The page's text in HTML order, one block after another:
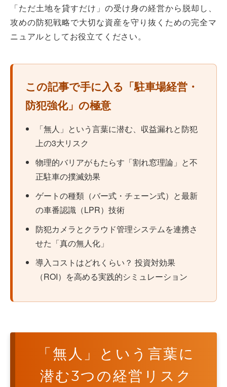
「ただ土地を貸すだけ」の受け身の経営から脱却し、
攻めの防犯戦略で大切な資産を守り抜くための完全マ
ニュアルとしてお役立てください。
この記事で手に入る「駐車場経営・
防犯強化」の極意
「無人」という言葉に潜む、収益漏れと防犯
上の3大リスク
物理的バリアがもたらす「割れ窓理論」と不
正駐車の撲滅効果
ゲートの種類（バー式・チェーン式）と最新
の車番認識（LPR）技術
防犯カメラとクラウド管理システムを連携さ
せた「真の無人化」
導入コストはどれくらい？ 投資対効果
（ROI）を高める実践的シミュレーション
「無人」という言葉に
潜む3つの経営リスク